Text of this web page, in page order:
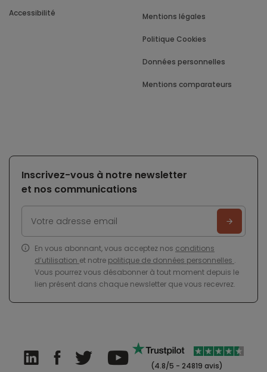
Accessibilité Mentions légales
Politique Cookies
Données personnelles
Mentions comparateurs
Inscrivez-vous à notre newsletter
et nos communications
En vous abonnant, vous acceptez nos conditions
d’utilisation et notre politique de données personnelles .
Vous pourrez vous désabonner à tout moment depuis le
lien présent dans chaque newsletter que vous recevrez.
(4.8/5 - 24819 avis)